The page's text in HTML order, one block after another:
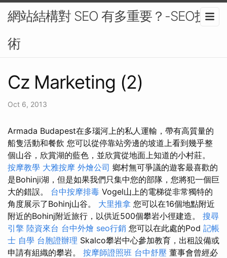
網站結構對 SEO 有多重要？-SEO技
術
Cz Marketing (2)
Oct 6, 2013
Armada Budapest在多瑙河上的私人運輸，帶有高質量的
船隻活動和餐飲 您可以從停靠站旁邊的坡道上看到幾乎整
個山谷，欣賞湖的藍色，並欣賞從地面上知道的小村莊。
按摩教學 大雅按摩 外燴公司 鄉村無可爭議的遊客最喜歡的
是Bohinji湖，但是如果我們只集中您的部隊，您將犯一個巨
大的錯誤。 台中按摩排毒 Vogel山上的電梯從非常獨特的
角度展示了Bohinj山谷。 大里推拿 您可以在16個地點附近
附近的Bohinj附近旅行，以供近500個攀岩小徑建造。 搜尋
引擎 陸資來台 台中外燴 seo行銷 您可以在此處的Pod 記帳
士 自學 台胞證辦理 Skalco攀岩中心參加教育，出租設備或
申請有組織的攀岩。 按摩師證照班 台中舒壓 董事會曾經必